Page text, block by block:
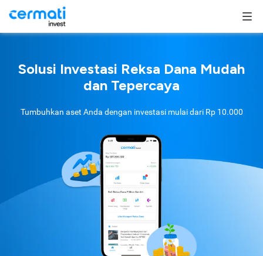
Solusi Investasi Reksa Dana Mudah
dan Tepercaya
Tumbuhkan aset Anda dengan investasi mulai dari Rp 10.000